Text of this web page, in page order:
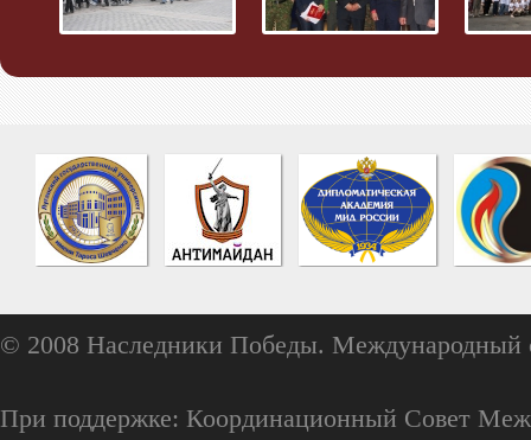
© 2008 Наследники Победы. Международный
При поддержке: Координационный Совет